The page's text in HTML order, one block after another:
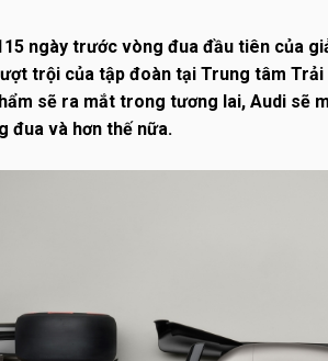
ngày trước vòng đua đầu tiên của
trội của tập đoàn tại Trung tâm
sẽ ra mắt trong tương lai, Audi sẽ
đua và hơn thế nữa.